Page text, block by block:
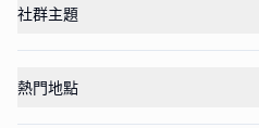
社群主題
熱門地點